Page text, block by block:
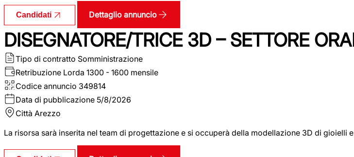
Candidati Dettaglio annuncio
DISEGNATORE/TRICE 3D – SETTORE
Tipo di contratto Somministrazione
Retribuzione Lorda 1300 - 1600 mensile
Codice annuncio 349814
Data di pubblicazione 5/8/2026
Città Arezzo
La risorsa sarà inserita nel team di progettazione e si occuperà della modellazione 3D di gioielli